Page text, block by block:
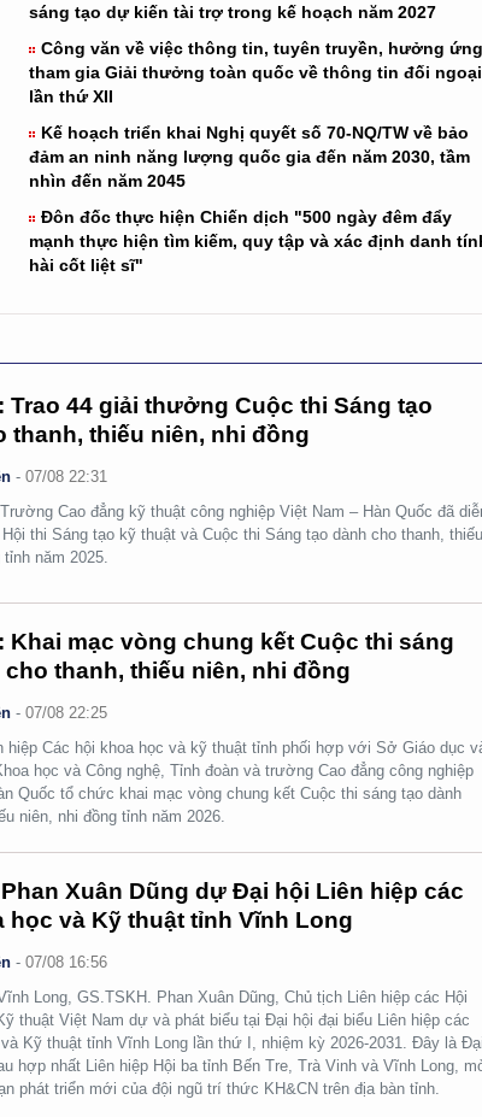
sáng tạo dự kiến tài trợ trong kế hoạch năm 2027
Công văn về việc thông tin, tuyên truyền, hưởng
tham gia Giải thưởng toàn quốc về thông tin đối ngoại
lần thứ XII
Kế hoạch triển khai Nghị quyết số 70-NQ/TW về bảo
đảm an ninh năng lượng quốc gia đến năm 2030, tầm
nhìn đến năm 2045
Đôn đốc thực hiện Chiến dịch "500 ngày đêm đẩy
mạnh thực hiện tìm kiếm, quy tập và xác định danh
hài cốt liệt sĩ"
Trao 44 giải thưởng Cuộc thi Sáng tạo
thanh, thiếu niên, nhi đồng
-07/08 22:31
Cao đẳng kỹ thuật công nghiệp Việt Nam – Hàn Quốc đã
thi Sáng tạo kỹ thuật và Cuộc thi Sáng tạo dành cho thanh,
tỉnh năm 2025.
Khai mạc vòng chung kết Cuộc thi sáng
cho thanh, thiếu niên, nhi đồng
-07/08 22:25
hiệp Các hội khoa học và kỹ thuật tỉnh phối hợp với Sở Giáo dục
học và Công nghệ, Tỉnh đoàn và trường Cao đẳng công nghiệp
Quốc tổ chức khai mạc vòng chung kết Cuộc thi sáng tạo dành
niên, nhi đồng tỉnh năm 2026.
Xuân Dũng dự Đại hội Liên hiệp các
học và Kỹ thuật tỉnh Vĩnh Long
-07/08 16:56
Long, GS.TSKH. Phan Xuân Dũng, Chủ tịch Liên hiệp các Hội
thuật Việt Nam dự và phát biểu tại Đại hội đại biểu Liên hiệp các
Kỹ thuật tỉnh Vĩnh Long lần thứ I, nhiệm kỳ 2026-2031. Đây là
hợp nhất Liên hiệp Hội ba tỉnh Bến Tre, Trà Vinh và Vĩnh Long,
phát triển mới của đội ngũ trí thức KH&CN trên địa bàn tỉnh.